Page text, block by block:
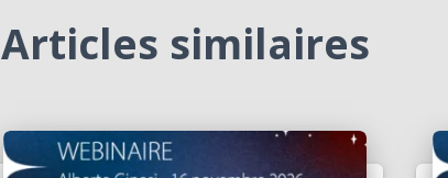
Articles similaires